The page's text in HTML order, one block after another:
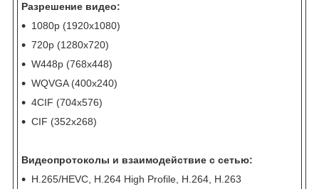
Разрешение видео:
1080p (1920x1080)
720p (1280x720)
W448p (768x448)
WQVGA (400x240)
4CIF (704x576)
CIF (352x268)
Видеопротоколы и взаимодействие с сетью:
H.265/HEVC, H.264 High Profile, H.264, H.263